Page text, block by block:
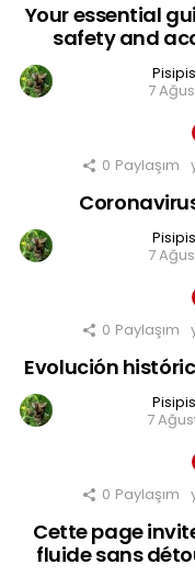
Your essential
safety and
7
0 Paylaşım
7
0 Paylaşım
Evolución
7
0 Paylaşım
Cette page
fluide sans